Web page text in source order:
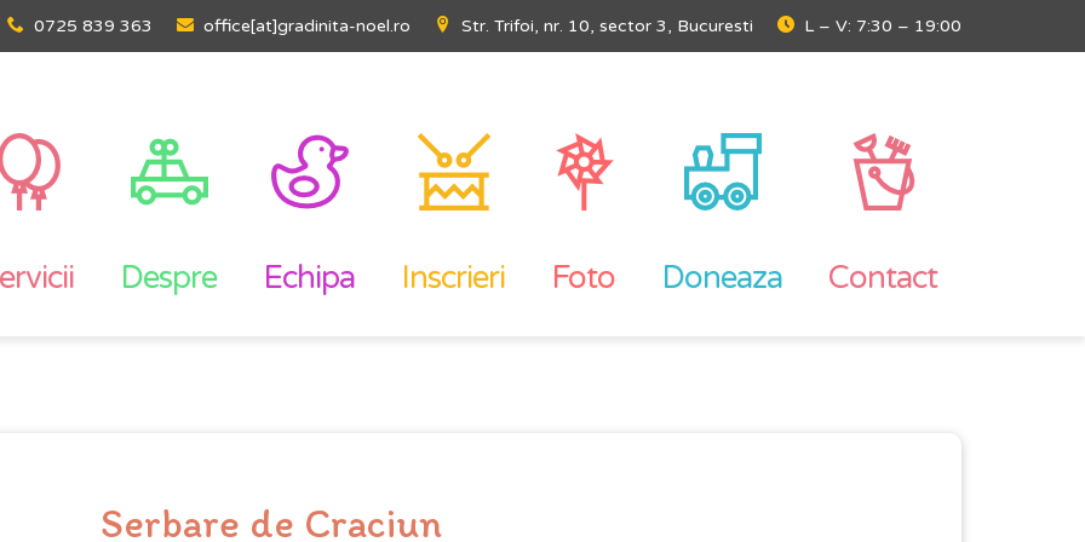
L – V: 7:30 – 19:00
Str. Trifoi, nr. 10, sector 3, Bucuresti
office[at]gradinita-noel.ro
0725 839 363
Despre Echipa Inscrieri Foto Doneaza Contact
Serbare de Craciun